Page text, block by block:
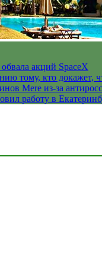
акций SpaceX
тому, кто докажет,
Mere из-за
работу в